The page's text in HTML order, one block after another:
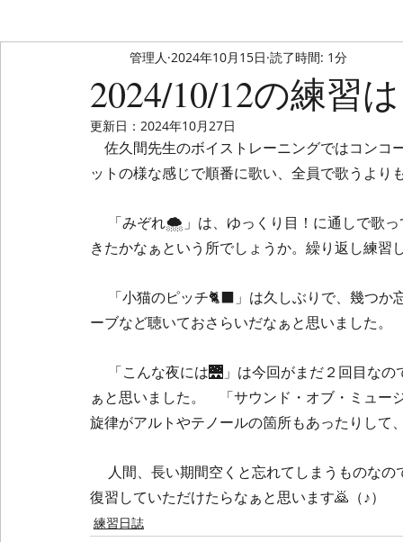
2024/10/12の練習
管理人 2024年10月15日 読了時間: 1分
更新日： 2024年10月27日
佐久間先生のボイストレーニングではコンコ
ットの様な感じで順番に歌い、全員で歌うよ
きたかなぁという所でしょうか。繰り返し練習
ーブなど聴いておさらいだなぁと思いました。
ぁと思いました。　「サウンド・オブ・ミュ
旋律がアルトやテノールの箇所もあったりして
復習していただけたらなぁと思います🙇（♪）
練習日誌